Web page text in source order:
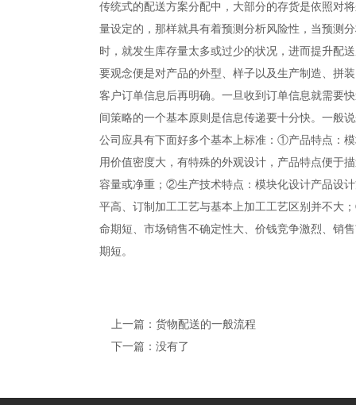
传统式的配送方案分配中，大部分的存货是依照对
量设定的，那样就具有着预测分析风险性，当预测
时，就发生库存量太多或过少的状况，进而提升配
要观念便是对产品的外型、样子以及生产制造、拼
客户订单信息后再明确。一旦收到订单信息就需要
间策略的一个基本原则是信息传递要十分快。一般
公司应具有下面好多个基本上标准：①产品特点：
用价值密度大，有特殊的外观设计，产品特点便于
容量或净重；②生产技术特点：模块化设计产品设
平高、订制加工工艺与基本上加工工艺区别并不大
命期短、市场销售不确定性大、价钱竞争激烈、销
期短。
上一篇：货物配送的一般流程
下一篇：没有了